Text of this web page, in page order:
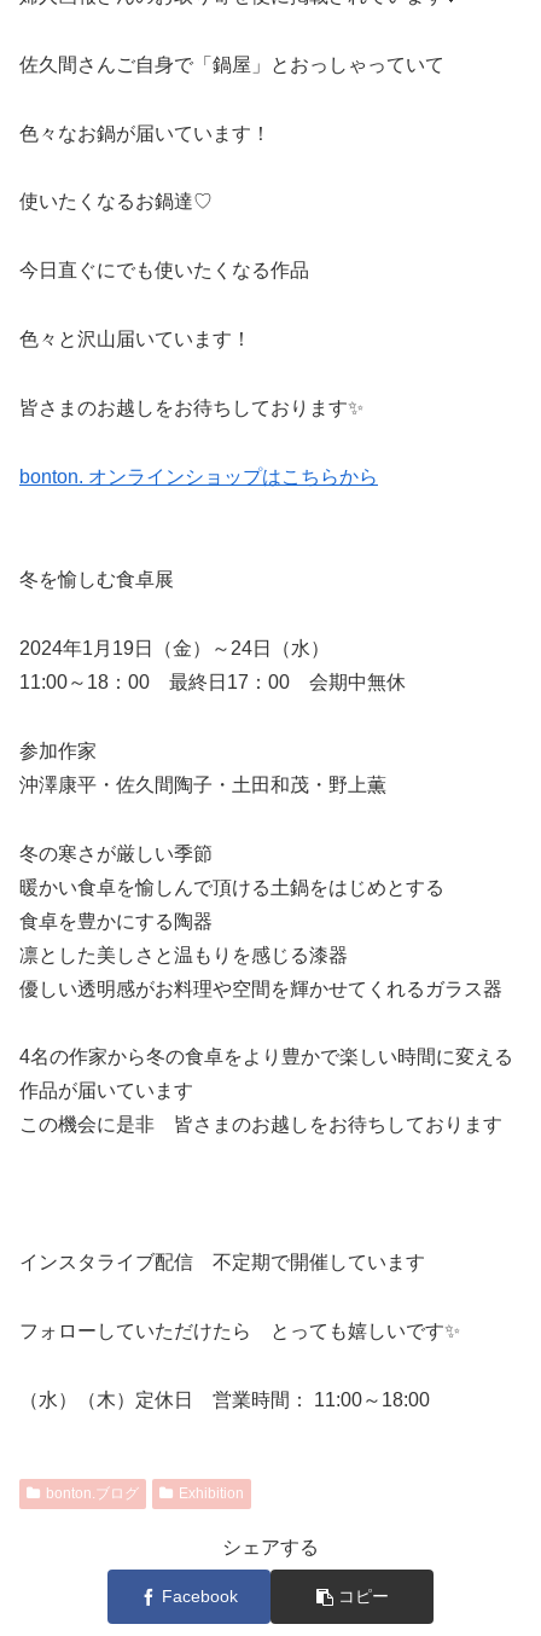
佐久間さんご自身で「鍋屋」とおっしゃっていて
色々なお鍋が届いています！
使いたくなるお鍋達♡
今日直ぐにでも使いたくなる作品
色々と沢山届いています！
皆さまのお越しをお待ちしております✨
bonton. オンラインショップはこちらから
冬を愉しむ食卓展
2024年1月19日（金）～24日（水）
11:00～18：00 最終日17：00 会期中無休
参加作家
沖澤康平・佐久間陶子・土田和茂・野上薫
冬の寒さが厳しい季節
暖かい食卓を愉しんで頂ける土鍋をはじめとする
食卓を豊かにする陶器
凛とした美しさと温もりを感じる漆器
優しい透明感がお料理や空間を輝かせてくれるガラス器
4名の作家から冬の食卓をより豊かで楽しい時間に変える
作品が届いています
この機会に是非 皆さまのお越しをお待ちしております
インスタライブ配信 不定期で開催しています
フォローしていただけたら とっても嬉しいです✨
（水）（木）定休日 営業時間： 11:00～18:00
bonton.ブログ Exhibition
シェアする
Facebook コピー